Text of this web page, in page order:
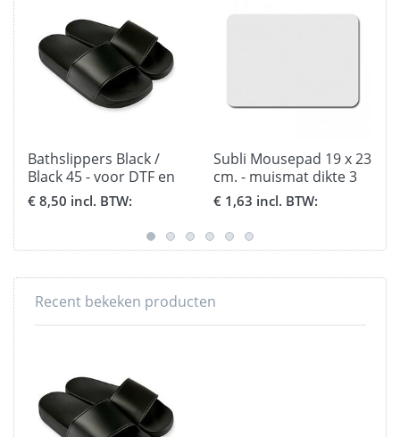
Bathslippers Black /
Black 45 - voor DTF en
Flex
€ 8,50 incl. BTW:
Subli Mousepad 19 x 23
cm. - muismat dikte 3
mm.
€ 1,63 incl. BTW:
Recent bekeken producten